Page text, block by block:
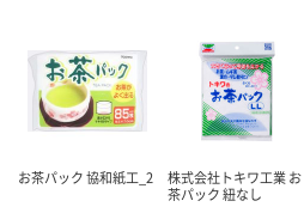
お茶パック 協和紙工_2
株式会社トキワ工業 お
茶パック 紐なし